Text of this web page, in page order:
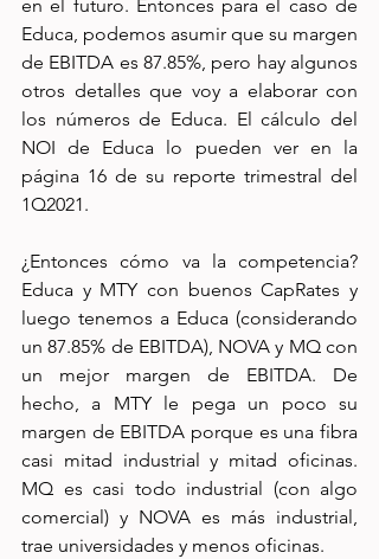
en el futuro. Entonces para el caso de
Educa, podemos asumir que su margen
de EBITDA es 87.85%, pero hay algunos
otros detalles que voy a elaborar con
los números de Educa. El cálculo del
NOI de Educa lo pueden ver en la
página 16 de su reporte trimestral del
1Q2021.
¿Entonces cómo va la competencia?
Educa y MTY con buenos CapRates y
luego tenemos a Educa (considerando
un 87.85% de EBITDA), NOVA y MQ con
un mejor margen de EBITDA. De
hecho, a MTY le pega un poco su
margen de EBITDA porque es una fibra
casi mitad industrial y mitad oficinas.
MQ es casi todo industrial (con algo
comercial) y NOVA es más industrial,
trae universidades y menos oficinas.